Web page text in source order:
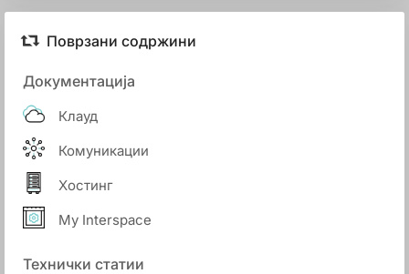
Поврзани содржини
Документација
Клауд
Комуникации
Хостинг
My Interspace
Технички статии